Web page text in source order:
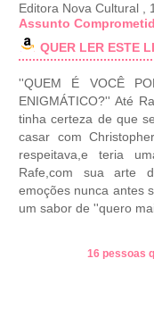
Editora Nova Cultural
Assunto
QUER LER ESTE
''QUEM É VOCÊ
ENIGMÁTICO?'' Até
tinha certeza de que
casar com
respeitava,e teria
Rafe,com sua arte
emoções nunca antes
um sabor de ''quero
16 pessoas